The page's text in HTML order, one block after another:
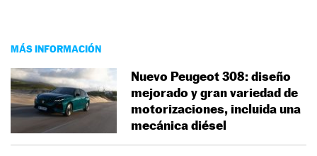
MÁS INFORMACIÓN
Nuevo Peugeot 308: diseño
mejorado y gran variedad de
motorizaciones, incluida una
mecánica diésel